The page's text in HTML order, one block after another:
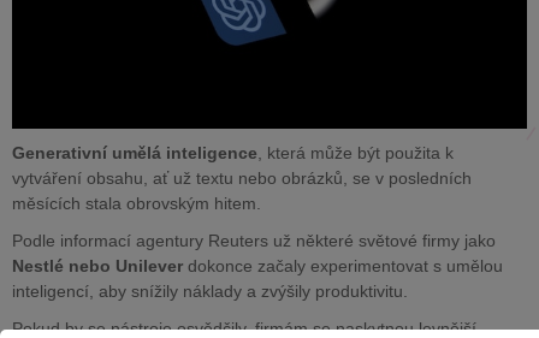
Generativní umělá inteligence , která může být použita k
vytváření obsahu, ať už textu nebo obrázků, se v posledních
měsících stala obrovským hitem.
Podle informací agentury Reuters už některé světové firmy jako
Nestlé nebo Unilever dokonce začaly experimentovat s umělou
inteligencí, aby snížily náklady a zvýšily produktivitu.
Pokud by se nástroje osvědčily, firmám se naskytnou levnější,